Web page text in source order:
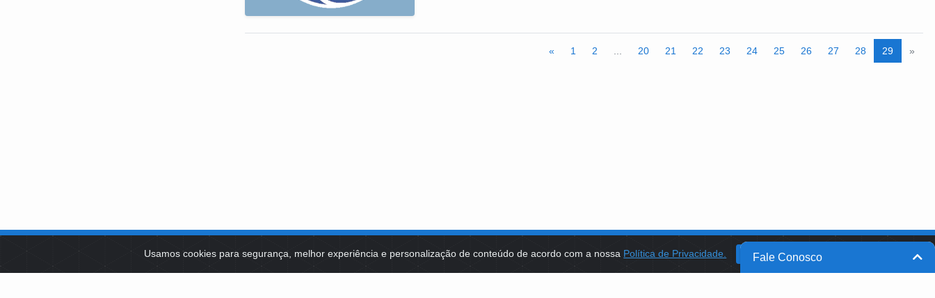
Usamos cookies para segurança, melhor experiência e personalização de conteúdo de acordo com a nossa Política de Privacidade. OK
« 1 2 20 21 22 23 24 25 26 27 28 29 »
Fale Conosco
PLATAFORMA DE TECNOLOGIAS IDENTIDADE VISUAL BANCO DO BRASIL